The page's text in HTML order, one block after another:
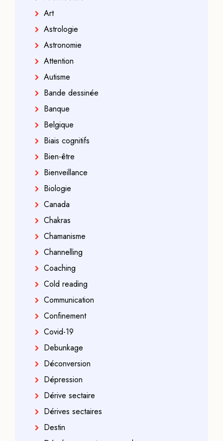
Art
Astrologie
Astronomie
Attention
Autisme
Bande dessinée
Banque
Belgique
Biais cognitifs
Bien-être
Bienveillance
Biologie
Canada
Chakras
Chamanisme
Channelling
Coaching
Cold reading
Communication
Confinement
Covid-19
Debunkage
Déconversion
Dépression
Dérive sectaire
Dérives sectaires
Destin